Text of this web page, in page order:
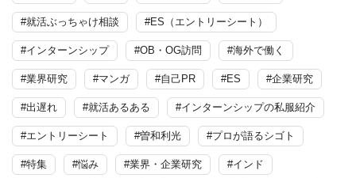
#就活ぶっちゃけ相談 #ES（エントリーシート）
#インターンシップ #OB・OG訪問 #海外で働く
#業界研究 #マンガ #自己PR #ES #企業研究
#出遅れ #就活あるある #インターンシップの私服紹介
#エントリーシート #曽和利光 #プロが語るシゴト
#特集 #悩み #業界・企業研究 #インド